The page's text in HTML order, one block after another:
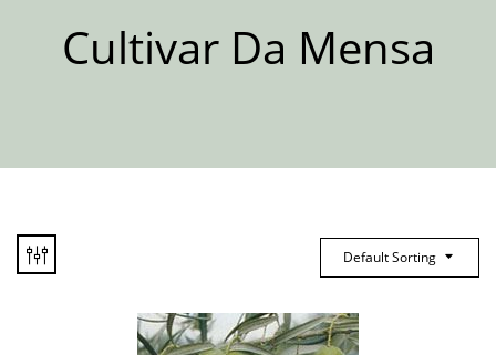
Cultivar Da Mensa
Default Sorting